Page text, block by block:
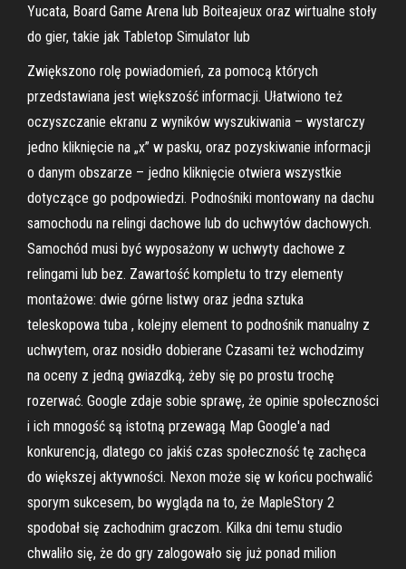
Yucata, Board Game Arena lub Boiteajeux oraz wirtualne stoły
do gier, takie jak Tabletop Simulator lub
Zwiększono rolę powiadomień, za pomocą których
przedstawiana jest większość informacji. Ułatwiono też
oczyszczanie ekranu z wyników wyszukiwania – wystarczy
jedno kliknięcie na „x” w pasku, oraz pozyskiwanie informacji
o danym obszarze – jedno kliknięcie otwiera wszystkie
dotyczące go podpowiedzi. Podnośniki montowany na dachu
samochodu na relingi dachowe lub do uchwytów dachowych.
Samochód musi być wyposażony w uchwyty dachowe z
relingami lub bez. Zawartość kompletu to trzy elementy
montażowe: dwie górne listwy oraz jedna sztuka
teleskopowa tuba , kolejny element to podnośnik manualny z
uchwytem, oraz nosidło dobierane Czasami też wchodzimy
na oceny z jedną gwiazdką, żeby się po prostu trochę
rozerwać. Google zdaje sobie sprawę, że opinie społeczności
i ich mnogość są istotną przewagą Map Google'a nad
konkurencją, dlatego co jakiś czas społeczność tę zachęca
do większej aktywności. Nexon może się w końcu pochwalić
sporym sukcesem, bo wygląda na to, że MapleStory 2
spodobał się zachodnim graczom. Kilka dni temu studio
chwaliło się, że do gry zalogowało się już ponad milion